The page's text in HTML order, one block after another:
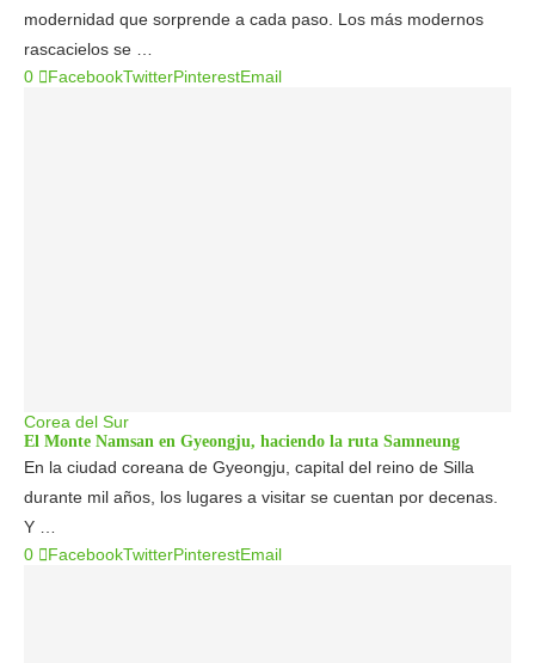
modernidad que sorprende a cada paso. Los más modernos
rascacielos se …
0
FacebookTwitterPinterestEmail
Corea del Sur
El Monte Namsan en Gyeongju, haciendo la ruta Samneung
En la ciudad coreana de Gyeongju, capital del reino de Silla
durante mil años, los lugares a visitar se cuentan por decenas.
Y …
0
FacebookTwitterPinterestEmail